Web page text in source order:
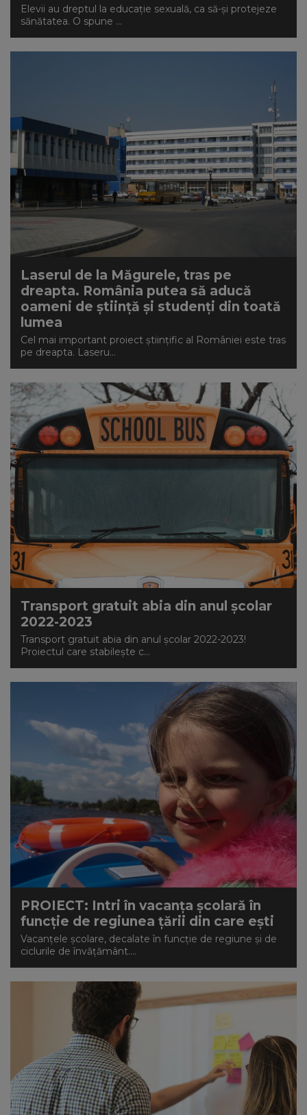
Elevii au dreptul la educație sexuală, ca să-și protejeze
sănătatea. O spune ...
Laserul de la Măgurele, tras pe
dreapta. România putea să aducă
oameni de știință și studenți din toată
lumea
Cel mai important proiect științific al României este tras
pe dreapta. Laseru...
Transport gratuit abia din anul școlar
2022-2023
Transport gratuit abia din anul școlar 2022-2023!
Proiectul care stabilește c...
PROIECT: Intri în vacanța școlară în
funcție de regiunea țării din care ești
Vacanțele școlare, decalate în funcție de regiune și de
ciclurile de învățământ....